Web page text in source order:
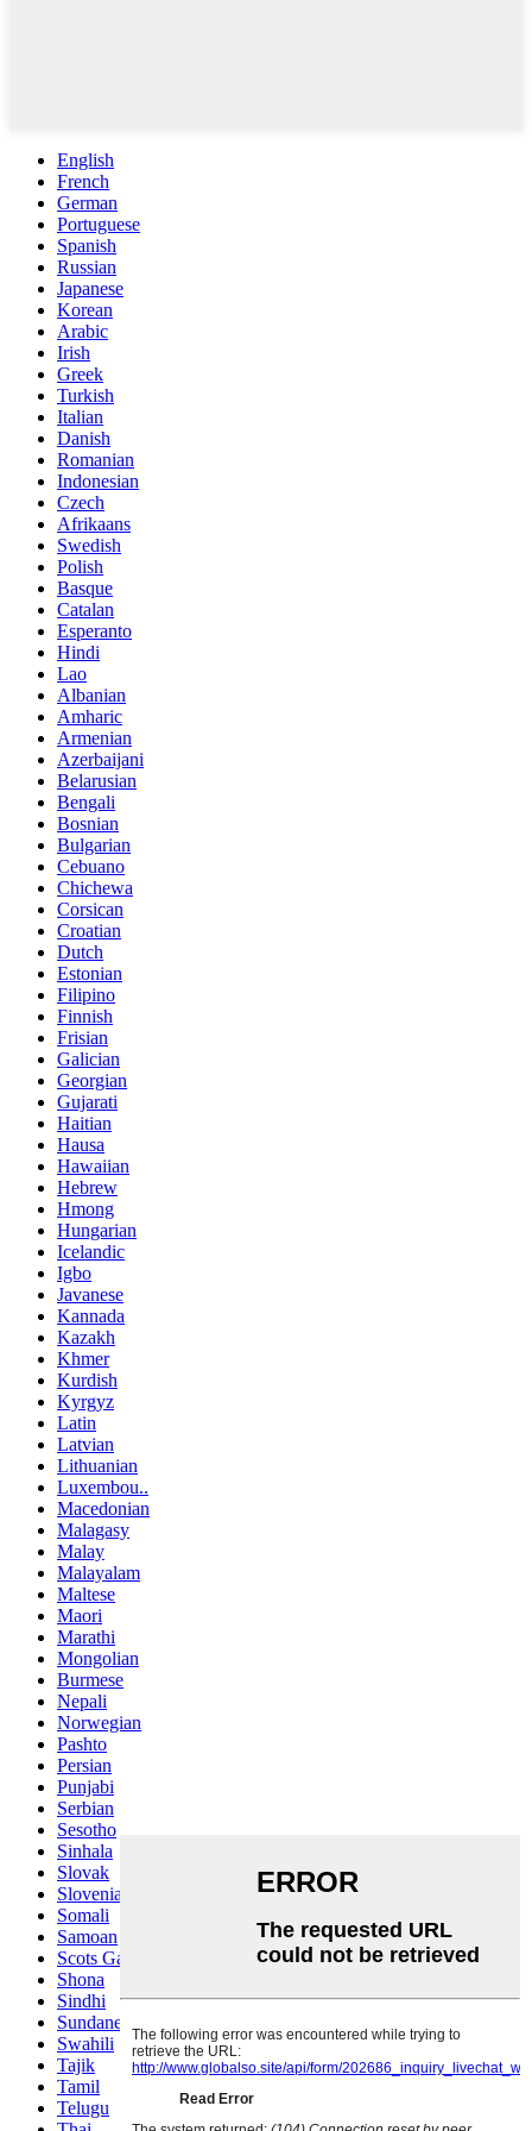
English
French
German
Portuguese
Spanish
Russian
Japanese
Korean
Arabic
Irish
Greek
Turkish
Italian
Danish
Romanian
Indonesian
Czech
Afrikaans
Swedish
Polish
Basque
Catalan
Esperanto
Hindi
Lao
Albanian
Amharic
Armenian
Azerbaijani
Belarusian
Bengali
Bosnian
Bulgarian
Cebuano
Chichewa
Corsican
Croatian
Dutch
Estonian
Filipino
Finnish
Frisian
Galician
Georgian
Gujarati
Haitian
Hausa
Hawaiian
Hebrew
Hmong
Hungarian
Icelandic
Igbo
Javanese
Kannada
Kazakh
Khmer
Kurdish
Kyrgyz
Latin
Latvian
Lithuanian
Luxembou..
Macedonian
Malagasy
Malay
Malayalam
Maltese
Maori
Marathi
Mongolian
Burmese
Nepali
Norwegian
Pashto
Persian
Punjabi
Serbian
Sesotho
Sinhala
Slovak
Slovenian
Somali
Samoan
Scots Gaelic
Shona
Sindhi
Sundanese
Swahili
Tajik
Tamil
Telugu